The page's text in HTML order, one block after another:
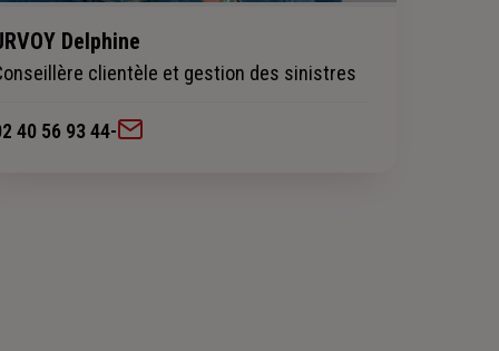
Delphine
clientèle et gestion des sinistres
40 56 93 44-